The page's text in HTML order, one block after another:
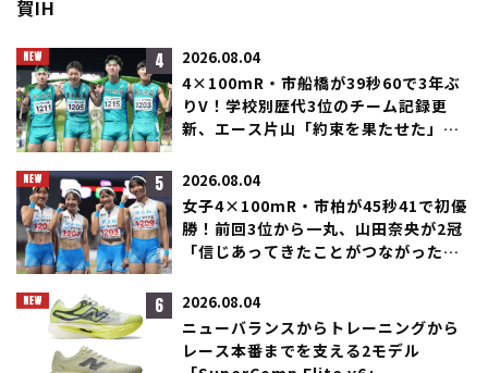
賀IH
4 2026.08.04
4×100mR・市船橋が39秒60で3年ぶ
りV！学校別歴代3位のチーム記録更
新、エース片山「約束を果たせた」／
5 2026.08.04
女子4×100mR・市柏が45秒41で初優
勝！前回3位から一丸、山田奈央が2冠
「信じあってきたことがつながった」
6 2026.08.04
ニューバランスからトレーニングから
レース本番までを支える2モデル